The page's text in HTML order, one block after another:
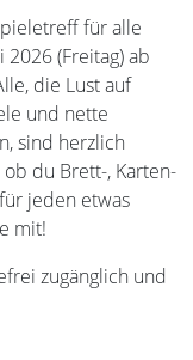
für alle
2026 (Freitag) ab
die Lust auf
und nette
sind herzlich
ob du Brett-, Karten-
jeden etwas
mit!
zugänglich und